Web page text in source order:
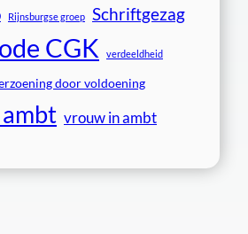
Rijnsburgse groep Schriftgezag
CGK verdeeldheid
door voldoening
vrouw in ambt